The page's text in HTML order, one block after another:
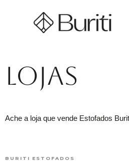
Lojas
Ache a loja que vende Estofados
BURITI ESTOFADOS